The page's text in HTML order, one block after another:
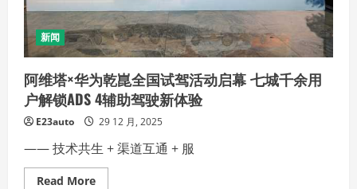
大
会
圆
满
完
成
新闻
阿维塔×华为乾崑全国试驾活动启幕 七城千余用
户解锁ADS 4辅助驾驶新体验
E23auto 29 12 月, 2025
—— 技术共生 + 渠道互通 + 服
Read MoreRead